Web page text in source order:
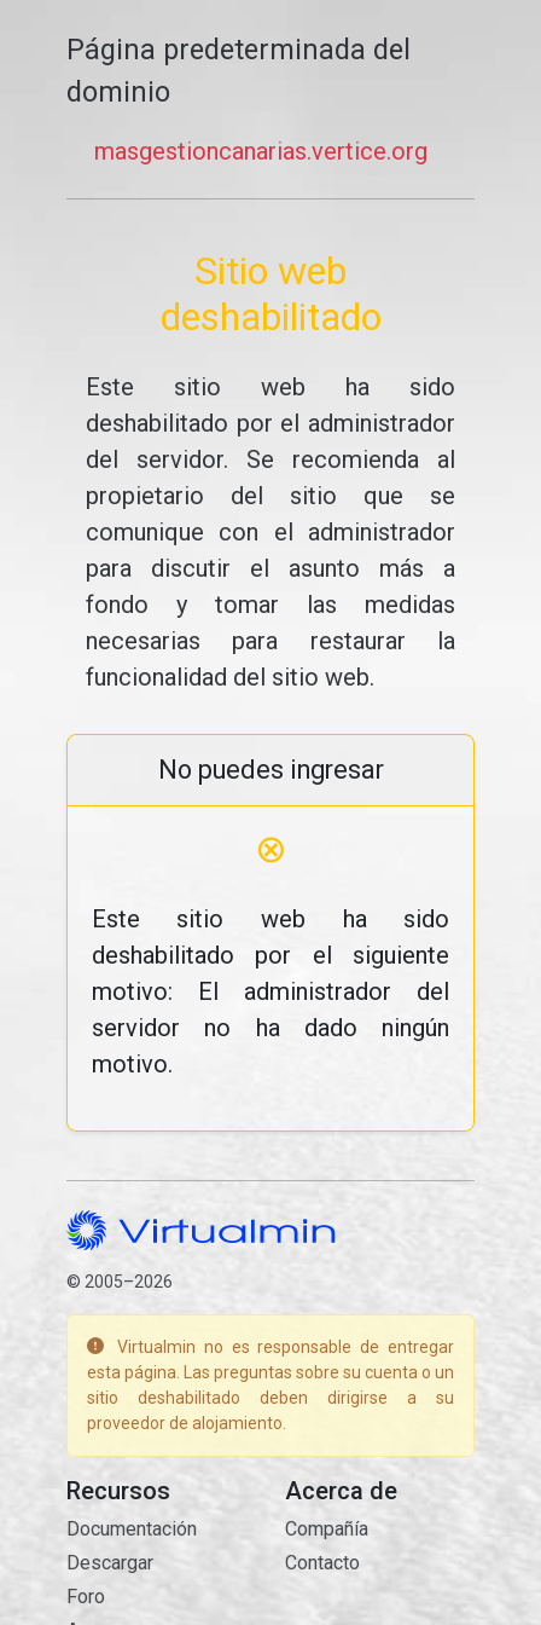
Página predeterminada del
dominio
masgestioncanarias.vertice.org
Sitio web
deshabilitado
Este sitio web ha sido
deshabilitado por el administrador
del servidor. Se recomienda al
propietario del sitio que se
comunique con el administrador
para discutir el asunto más a
fondo y tomar las medidas
necesarias para restaurar la
funcionalidad del sitio web.
No puedes ingresar
⊗
Este sitio web ha sido
deshabilitado por el siguiente
motivo: El administrador del
servidor no ha dado ningún
motivo.
© 2005–2026
Virtualmin no es responsable de entregar
esta página. Las preguntas sobre su cuenta o un
sitio deshabilitado deben dirigirse a su
proveedor de alojamiento.
Recursos
Documentación
Descargar
Foro
Acerca de
Compañía
Contacto